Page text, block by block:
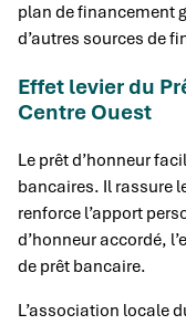
plan de financement
d’autres sources de
Effet levier du
Centre Ouest
Le prêt d’honneur
bancaires. Il rassure
renforce l’apport
d’honneur accordé,
de prêt bancaire.
L’association locale